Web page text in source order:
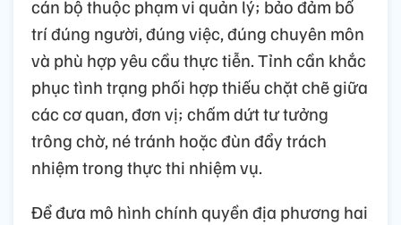
cán bộ thuộc phạm vi quản lý; bảo đảm bố
trí đúng người, đúng việc, đúng chuyên môn
và phù hợp yêu cầu thực tiễn. Tỉnh cần khắc
phục tình trạng phối hợp thiếu chặt chẽ giữa
các cơ quan, đơn vị; chấm dứt tư tưởng
trông chờ, né tránh hoặc đùn đẩy trách
nhiệm trong thực thi nhiệm vụ.
Để đưa mô hình chính quyền địa phương hai